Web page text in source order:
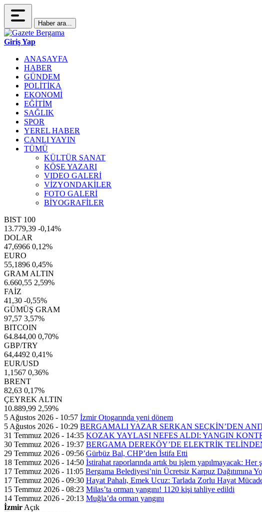
Haber ara...
Giriş Yap
ANASAYFA
HABER
GÜNDEM
POLİTİKA
EKONOMİ
EĞİTİM
SAĞLIK
SPOR
YEREL HABER
CANLI YAYIN
TÜMÜ
KÜLTÜR SANAT
KÖŞE YAZARI
VIDEO GALERİ
VİZYONDAKİLER
FOTO GALERİ
BİYOGRAFİLER
BIST 100
13.779,39 -0,14%
DOLAR
47,6966 0,12%
EURO
55,1896 0,45%
GRAM ALTIN
6.660,55 2,59%
FAİZ
41,30 -0,55%
GÜMÜŞ GRAM
97,57 3,57%
BITCOIN
64.844,00 0,70%
GBP/TRY
64,4492 0,41%
EUR/USD
1,1567 0,36%
BRENT
82,63 0,17%
ÇEYREK ALTIN
10.889,99 2,59%
5 Ağustos 2026 - 10:57 İzmir Otogarında yeni dönem
5 Ağustos 2026 - 10:29 BERGAMALI YAZAR SERKAN SEÇKİN’DEN
31 Temmuz 2026 - 14:35 KOZAK YAYLASI NEFES ALDI: YANGIN
30 Temmuz 2026 - 19:37 BERGAMA DEREKÖY’DE ELEKTRİK
29 Temmuz 2026 - 09:56 Gürbüz Bal, CHP’den İstifa Etti
18 Temmuz 2026 - 14:50 İstirahat raporlarında artık bu işlem yapılmayacak: Her
17 Temmuz 2026 - 11:05 Bergama Belediyesi’nin Ücretsiz Karpuz Dağıtımına
17 Temmuz 2026 - 09:30 Hayat Pahalı, Emek Ucuz: Tarlada Zorlu Hayat
15 Temmuz 2026 - 08:23 Milas’ta orman yangını! 1120 kişi tahliye edildi
14 Temmuz 2026 - 20:13 Muğla’da orman yangını
İzmir Açık